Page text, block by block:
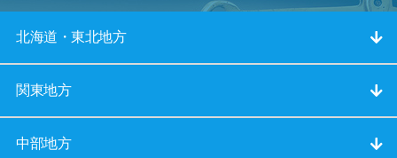
北海道・東北地方
関東地方
中部地方